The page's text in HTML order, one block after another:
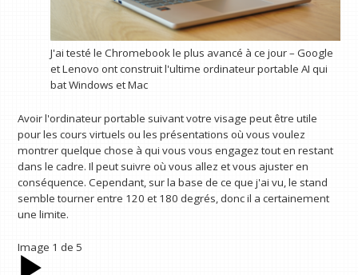
J'ai testé le Chromebook le plus avancé à ce jour – Google
et Lenovo ont construit l'ultime ordinateur portable AI qui
bat Windows et Mac
Avoir l'ordinateur portable suivant votre visage peut être utile
pour les cours virtuels ou les présentations où vous voulez
montrer quelque chose à qui vous vous engagez tout en restant
dans le cadre. Il peut suivre où vous allez et vous ajuster en
conséquence. Cependant, sur la base de ce que j'ai vu, le stand
semble tourner entre 120 et 180 degrés, donc il a certainement
une limite.
Image 1 de 5